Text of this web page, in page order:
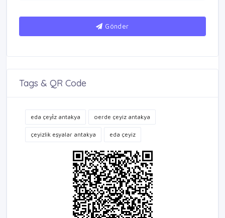
Gönder
Tags & QR Code
eda çeyi̇z antakya oerde çeyiz antakya
çeyizlik eşyalar antakya eda çeyiz